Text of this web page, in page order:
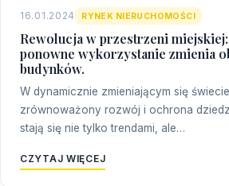
16.01.2024 RYNEK NIERUCHOMOŚCI
Rewolucja w przestrzeni miejskiej:
ponowne wykorzystanie zmienia
budynków.
W dynamicznie zmieniającym się
zrównoważony rozwój i ochrona
stają się nie tylko trendami, ale…
CZYTAJ WIĘCEJ